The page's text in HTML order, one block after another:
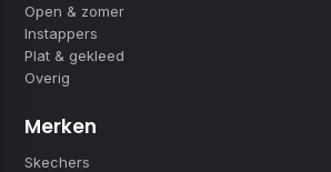
Open & zomer
Instappers
Plat & gekleed
Overig
Merken
Skechers